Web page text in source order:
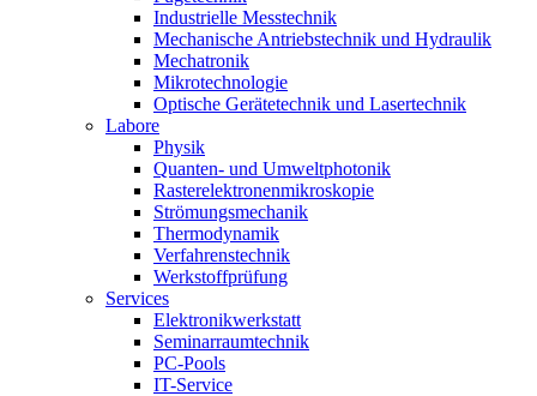
Industrielle Messtechnik
Mechanische Antriebstechnik und Hydraulik
Mechatronik
Mikrotechnologie
Optische Gerätetechnik und Lasertechnik
Labore
Physik
Quanten- und Umweltphotonik
Rasterelektronenmikroskopie
Strömungsmechanik
Thermodynamik
Verfahrenstechnik
Werkstoffprüfung
Services
Elektronikwerkstatt
Seminarraumtechnik
PC-Pools
IT-Service